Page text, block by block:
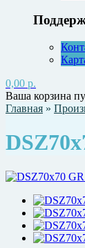
0,00 р.
Ваша корзина
Главная »